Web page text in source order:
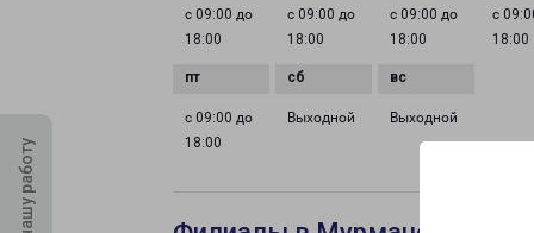
с 09:00 до
18:00
с 09:00 до
18:00
с 09:00 до
18:00
с
18:00
с 09:00 до
18:00
Выходной Выходной